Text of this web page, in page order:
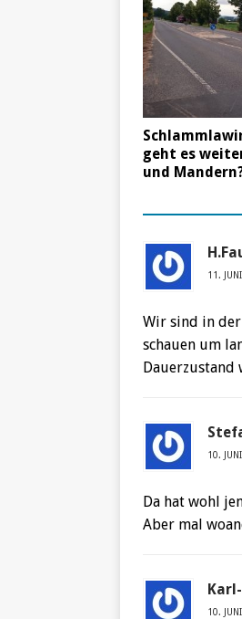
geht es
und
11.
Wir sind in
schauen um
Dauerzustand
10.
Da hat wohl
Aber mal
10.